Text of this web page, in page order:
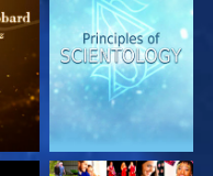
EXPLORA LAS
SERIES